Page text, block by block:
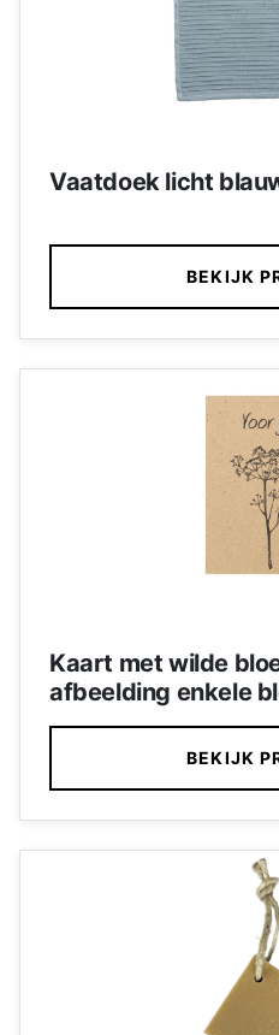
Vaatdoek licht
BEKIJK
Kaart met wilde
afbeelding enkele
BEKIJK